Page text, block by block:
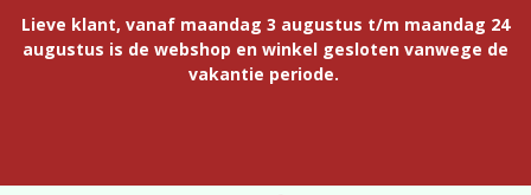
Lieve klant, vanaf maandag 3 augustus t/m maandag 24
augustus is de webshop en winkel gesloten vanwege de
vakantie periode.